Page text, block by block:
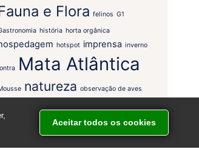
e Flora felinos G1
história horta orgânica
hotspot imprensa inverno
Mata Atlântica
natureza observação de aves
reserva ambiental
reserva mata grande serra do mar
paulo tangará
Aceitar todos os cookies